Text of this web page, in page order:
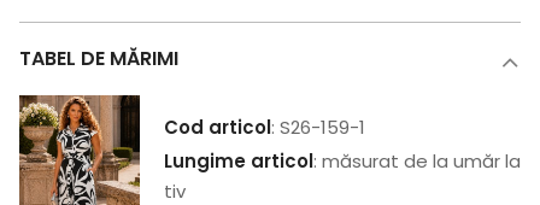
TABEL DE MĂRIMI
Cod articol: S26-159-1
Lungime articol: măsurat de la umăr la
tiv